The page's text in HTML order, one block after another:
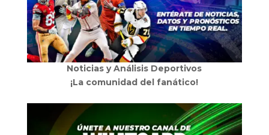
Noticias y Análisis Deportivos
¡La comunidad del fanático!